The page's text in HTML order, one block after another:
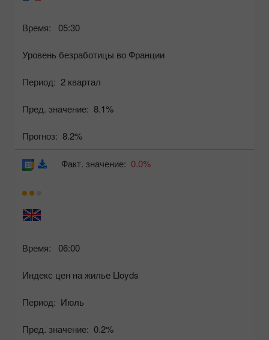
Время: 05:30
Уровень безработицы во Франции
Период: 2 квартал
Пред. значение: 8.1%
Прогноз: 8.2%
Время: 06:00
Индекс цен на жилье Lloyds
Период: Июль
Пред. значение: 0.2%
Факт. значение: 0.0%